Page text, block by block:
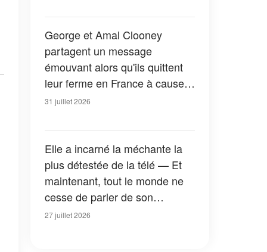
George et Amal Clooney
partagent un message
émouvant alors qu'ils quittent
leur ferme en France à cause
des feux de forêt — Tous les
31 juillet 2026
Elle a incarné la méchante la
plus détestée de la télé — Et
maintenant, tout le monde ne
cesse de parler de son
apparition dans la nouvelle
27 juillet 2026